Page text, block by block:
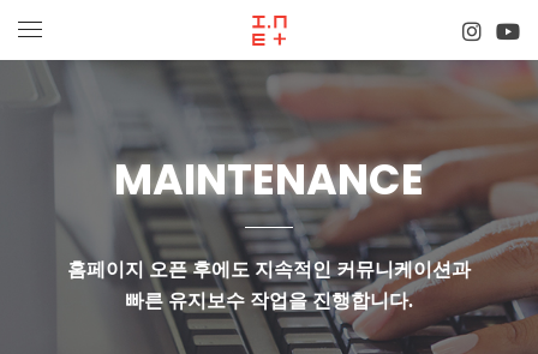
MAINTENANCE
홈페이지 오픈 후에도 지속적인 커뮤니케이션과
빠른 유지보수 작업을 진행합니다.